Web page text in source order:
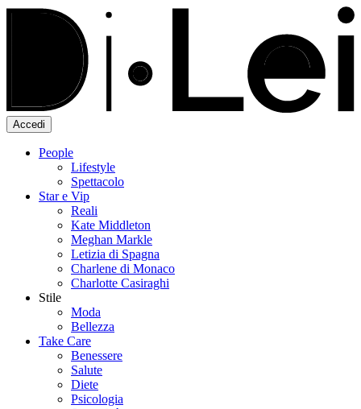
Accedi
People
Lifestyle
Spettacolo
Star e Vip
Reali
Kate Middleton
Meghan Markle
Letizia di Spagna
Charlene di Monaco
Charlotte Casiraghi
Stile
Moda
Bellezza
Take Care
Benessere
Salute
Diete
Psicologia